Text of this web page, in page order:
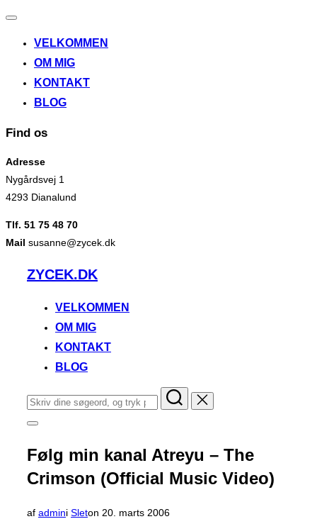
Slå
til/fra
VELKOMMEN
OM MIG
KONTAKT
BLOG
Find os
Adresse
Nygårdsvej 1
4293 Dianalund
Tlf. 51 75 48 70
Mail susanne@zycek.dk
VidereZYCEK.DK
VELKOMMEN
OM MIG
KONTAKT
BLOG
Søg
efter:
Slå
i
sidekolonne
til/fra
Følg min kanal Atreyu – The
Crimson (Official Music Video)
af admini Sleton Udgivet
20. marts 2006